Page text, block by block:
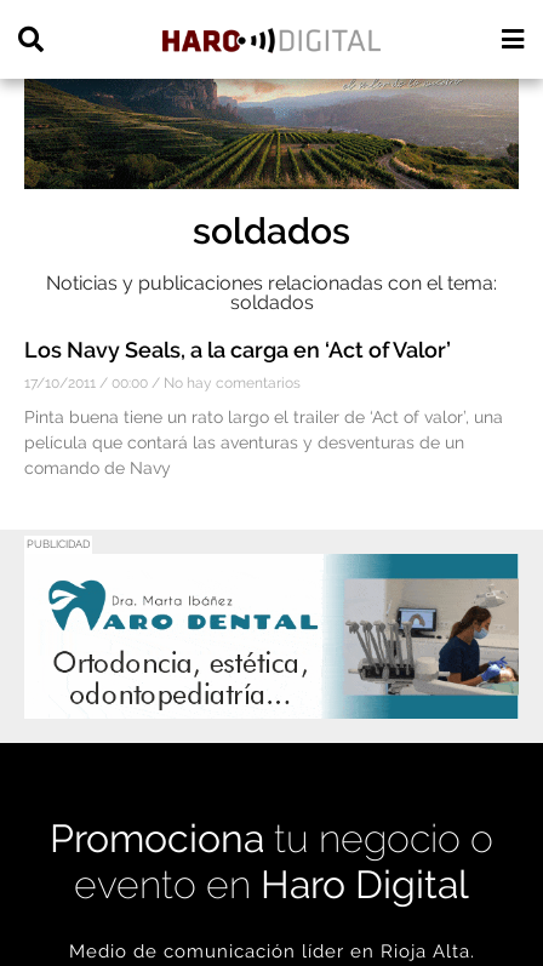
soldados
Noticias y publicaciones relacionadas con el tema:
soldados
Los Navy Seals, a la carga en ‘Act of Valor’
17/10/2011 00:00 No hay comentarios
Pinta buena tiene un rato largo el trailer de ‘Act of valor’, una
película que contará las aventuras y desventuras de un
comando de Navy
PUBLICIDAD
Promociona tu negocio o
evento en Haro Digital
Medio de comunicación líder en Rioja Alta.